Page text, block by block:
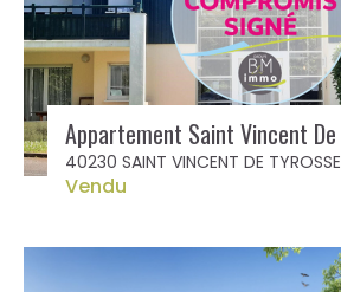
40230 SAINT VINCENT DE TYROSSE
Vendu